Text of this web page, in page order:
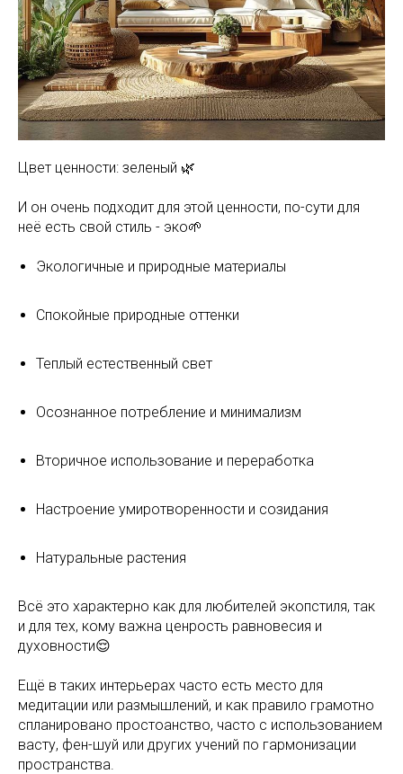
Цвет ценности: зеленый 🌿
И он очень подходит для этой ценности, по-сути для
неё есть свой стиль - эко🌱
Экологичные и природные материалы
Спокойные природные оттенки
Теплый естественный свет
Осознанное потребление и минимализм
Вторичное использование и переработка
Настроение умиротворенности и созидания
Натуральные растения
Всё это характерно как для любителей экопстиля, так
и для тех, кому важна ценрость равновесия и
духовности😌
Ещё в таких интерьерах часто есть место для
медитации или размышлений, и как правило грамотно
спланировано простоанство, часто с использованием
васту, фен-шуй или других учений по гармонизации
пространства.